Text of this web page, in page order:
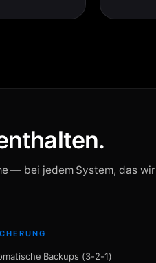
— bei jedem System, das wir
Backups (3-2-1)